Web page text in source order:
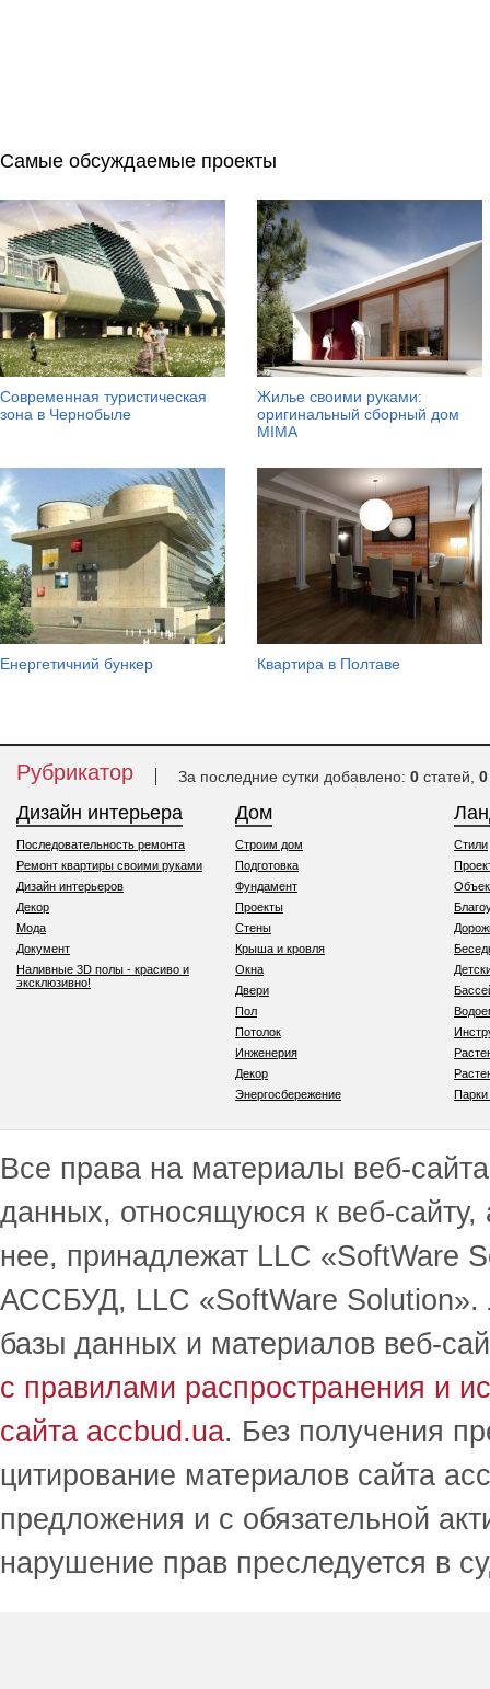
Самые обсуждаемые проекты
Современная туристическая
зона в Чернобыле
Жилье своими руками:
оригинальный сборный дом
MIMA
Енергетичний бункер Квартира в Полтаве
Рубрикатор За последние сутки добавлено: 0 статей, 0
Дизайн интерьера
Последовательность ремонта
Ремонт квартиры своими руками
Дизайн интерьеров
Декор
Мода
Документ
Наливные 3D полы - красиво и
эксклюзивно!
Дом
Строим дом
Подготовка
Фундамент
Проекты
Стены
Крыша и кровля
Окна
Двери
Пол
Потолок
Инженерия
Декор
Энергосбережение
Стили
Все права на материалы веб-
данных, относящуюся к веб-
нее, принадлежат LLC
АССБУД, LLC «SoftWare Solution».
базы данных и материалов веб-
с правилами распространения и
сайта accbud.ua. Без получения
цитирование материалов сайта
предложения и с обязательной
нарушение прав преследуется в